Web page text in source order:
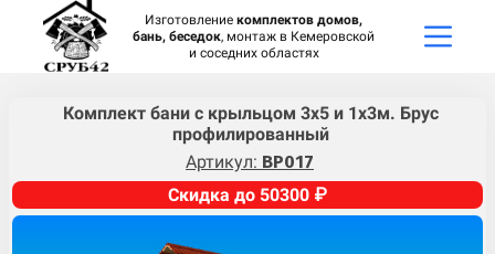
Изготовление комплектов домов,
бань, беседок, монтаж в Кемеровской
и соседних областях
Комплект бани с крыльцом 3х5 и 1х3м. Брус
профилированный
Артикул: BP017
Скидка до 50300 ₽